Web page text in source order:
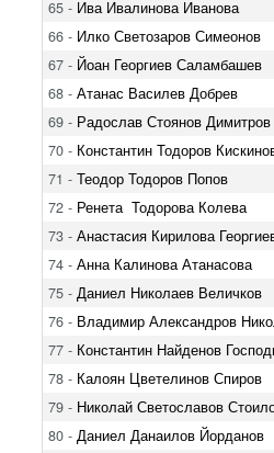
65 - Ива Ивалинова Иванова
66 - Илко Светозаров Симеонов
67 - Йоан Георгиев Саламбашев
68 - Атанас Василев Добрев
69 - Радослав Стоянов Димитров
70 - Константин Тодоров
71 - Теодор Тодоров Попов
72 - Ренета Тодорова Колева
73 - Анастасия Кирилова
74 - Анна Калинова Атанасова
75 - Даниел Николаев Величков
76 - Владимир Александров
77 - Константин Найденов
78 - Калоян Цветелинов Спиров
79 - Николай Светославов
80 - Даниел Данаилов Йорданов